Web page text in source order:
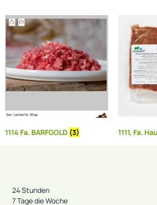
1114 Fa. BARFGOLD (3) 1111, Fa.
24 Stunden
7 Tage die Woche